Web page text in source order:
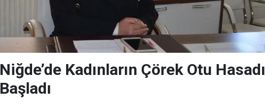
Niğde’de Kadınların Çörek Otu Hasadı
Başladı